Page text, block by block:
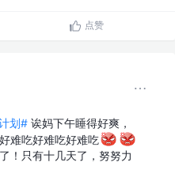
点赞
划# 诶妈下午睡得好爽，
难吃好难吃好难吃
！只有十几天了，努努力